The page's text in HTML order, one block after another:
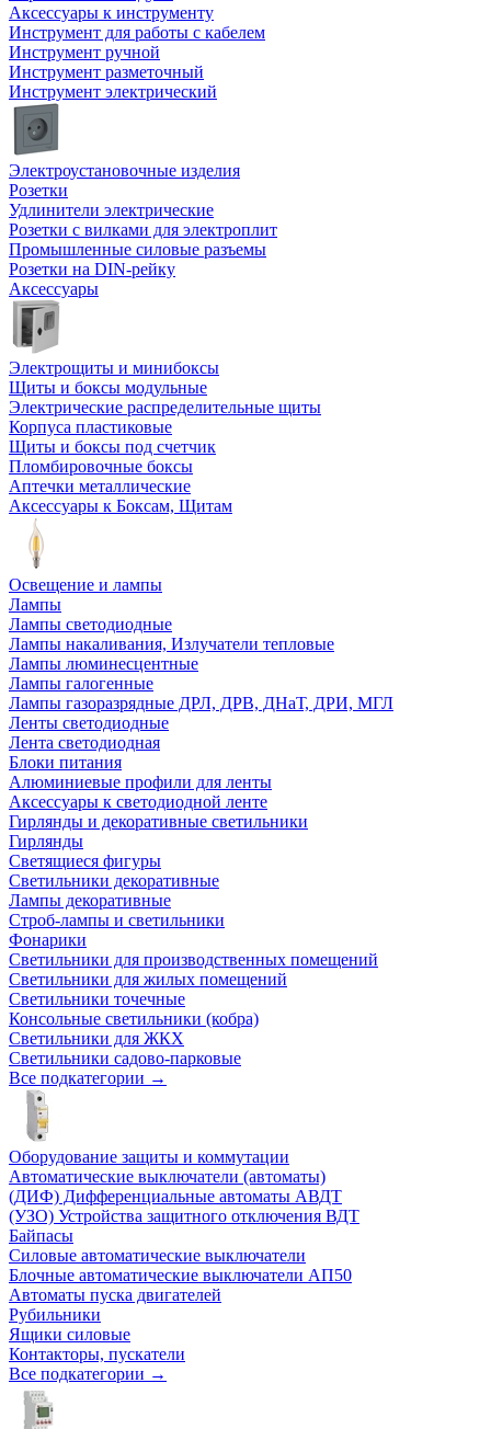
Аксессуары к инструменту
Инструмент для работы с кабелем
Инструмент ручной
Инструмент разметочный
Инструмент электрический
Электроустановочные изделия
Розетки
Удлинители электрические
Розетки с вилками для электроплит
Промышленные силовые разъемы
Розетки на DIN-рейку
Аксессуары
Электрощиты и минибоксы
Щиты и боксы модульные
Электрические распределительные щиты
Корпуса пластиковые
Щиты и боксы под счетчик
Пломбировочные боксы
Аптечки металлические
Аксессуары к Боксам, Щитам
Освещение и лампы
Лампы
Лампы светодиодные
Лампы накаливания, Излучатели тепловые
Лампы люминесцентные
Лампы галогенные
Лампы газоразрядные ДРЛ, ДРВ, ДНаТ, ДРИ, МГЛ
Ленты светодиодные
Лента светодиодная
Блоки питания
Алюминиевые профили для ленты
Аксессуары к светодиодной ленте
Гирлянды и декоративные светильники
Гирлянды
Светящиеся фигуры
Светильники декоративные
Лампы декоративные
Строб-лампы и светильники
Фонарики
Светильники для производственных помещений
Светильники для жилых помещений
Светильники точечные
Консольные светильники (кобра)
Светильники для ЖКХ
Светильники садово-парковые
Все подкатегории →
Оборудование защиты и коммутации
Автоматические выключатели (автоматы)
(ДИФ) Дифференциальные автоматы АВДТ
(УЗО) Устройства защитного отключения ВДТ
Байпасы
Силовые автоматические выключатели
Блочные автоматические выключатели АП50
Автоматы пуска двигателей
Рубильники
Ящики силовые
Контакторы, пускатели
Все подкатегории →